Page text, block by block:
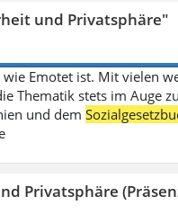
und Privatsphäre"
wie Emotet ist. Mit vielen
Thematik stets im
und dem
Privatsphäre